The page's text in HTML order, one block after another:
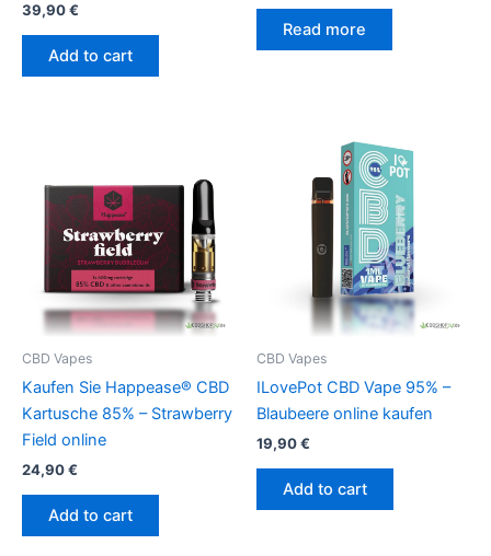
39,90€
Add to cart
Read more
CBD Vapes
Kaufen Sie Happease® CBD
Kartusche 85% – Strawberry
Field online
24,90€
Add to cart
CBD Vapes
ILovePot CBD Vape 95% –
Blaubeere online kaufen
19,90€
Add to cart